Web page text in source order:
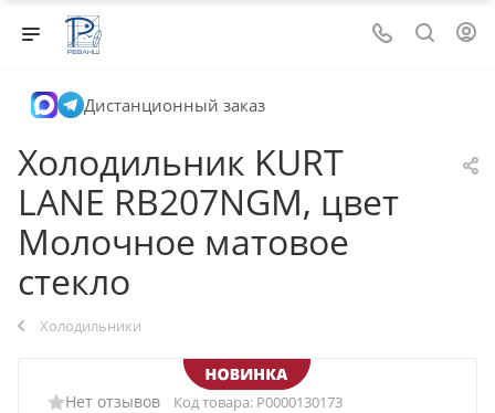
Дистанционный заказ
Холодильник KURT
LANE RB207NGM, цвет
Молочное матовое
стекло
Холодильники
Нет отзывов Код товара: Р0000130173